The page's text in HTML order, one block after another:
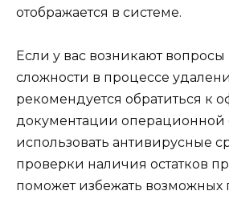
отображается в системе.
Если у вас возникают
сложности в процессе
рекомендуется обратиться к
документации операционной
использовать антивирусные
проверки наличия остатков
поможет избежать возможных